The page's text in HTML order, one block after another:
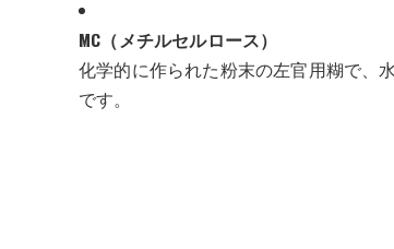
MC（メチルセルロース）
化学的に作られた粉末の左官用糊で、
です。